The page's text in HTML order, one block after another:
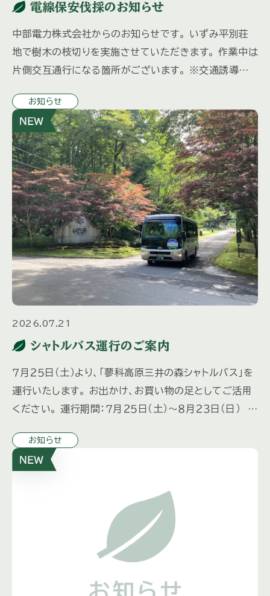
電線保安伐採のお知らせ
中部電力株式会社からのお知らせです。 いずみ平別荘
地で樹木の枝切りを実施させていただきます。 作業中は
片側交互通行になる箇所がございます。 ※交通誘導員
等でご迷惑をおか […]
お知らせ
2026.07.21
シャトルバス運行のご案内
７月２５日（土）より、「蓼科高原三井の森シャトルバス」を
運行いたします。 お出かけ、お買い物の足としてご活用
ください。 運行期間：７月２５日（土）～８月２３日（日） 毎
お知らせ